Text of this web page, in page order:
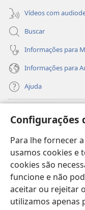
Configurações
Para lhe fornecer
usamos cookies e
cookies são
funcione e não
aceitar ou rejeitar
utilizamos apenas
Vídeos com
Buscar
Informações para
Informações para
Ajuda
(abre
nova
janela)
Biblioteca On-
(abre
nova
janela)JW Hub
(abre
nova
janela)JW Library